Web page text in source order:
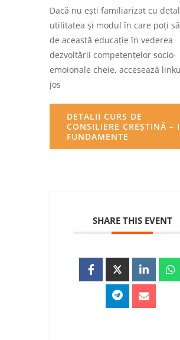
Dacă nu eşti familiarizat cu
utilitatea şi modul în care poţi
de această educaţie în vederea
dezvoltării competenţelor socio-
emoionale cheie, accesează
jos
DETALII CURS DE
CONSILIERE CREŞTINĂ –
FUNDAMENTE
SHARE THIS EVENT